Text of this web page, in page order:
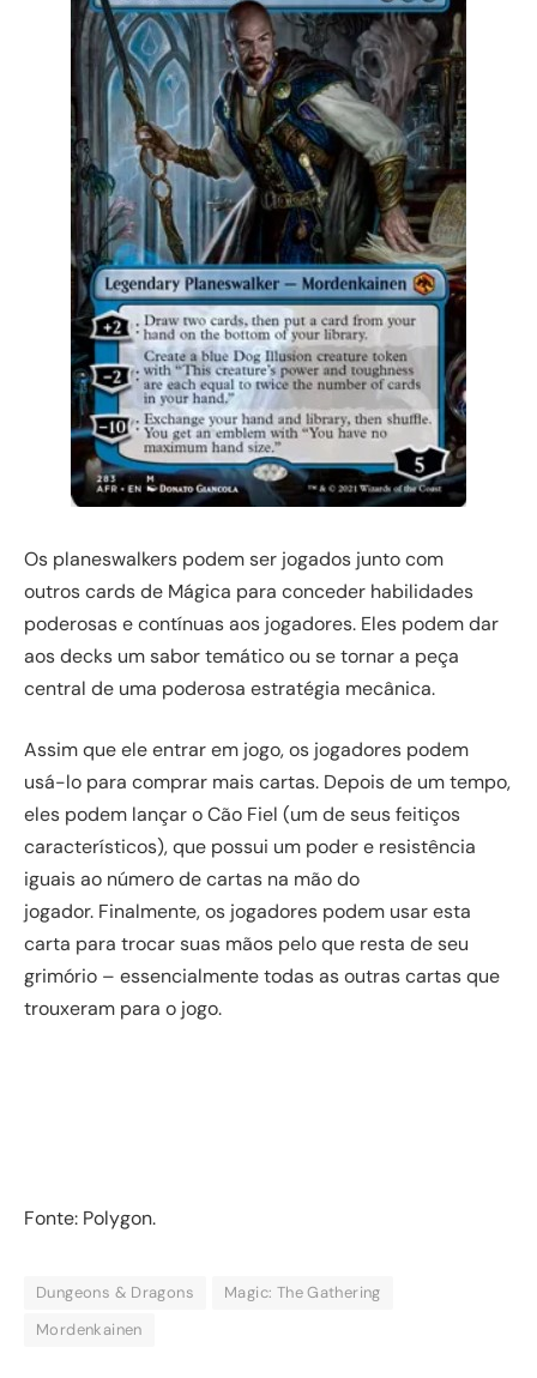
Os planeswalkers podem ser jogados junto com
outros cards de Mágica para conceder habilidades
poderosas e contínuas aos jogadores. Eles podem dar
aos decks um sabor temático ou se tornar a peça
central de uma poderosa estratégia mecânica.
Assim que ele entrar em jogo, os jogadores podem
usá-lo para comprar mais cartas. Depois de um tempo,
eles podem lançar o Cão Fiel (um de seus feitiços
característicos), que possui um poder e resistência
iguais ao número de cartas na mão do
jogador. Finalmente, os jogadores podem usar esta
carta para trocar suas mãos pelo que resta de seu
grimório – essencialmente todas as outras cartas que
trouxeram para o jogo.
Fonte: Polygon.
Dungeons & Dragons
Magic: The Gathering
Mordenkainen